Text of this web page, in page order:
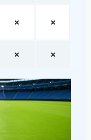
❌ ❌
❌ ❌